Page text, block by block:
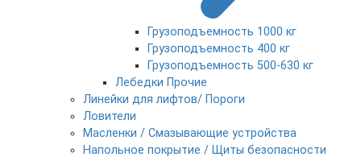
Грузоподъемность 1000 кг
Грузоподъемность 400 кг
Грузоподъемность 500-630 кг
Лебедки Прочие
Линейки для лифтов/ Пороги
Ловители
Масленки / Смазывающие устройства
Напольное покрытие / Щиты безопасности